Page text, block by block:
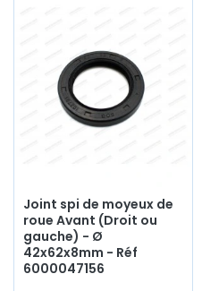
Joint spi de moyeux de
roue Avant (Droit ou
gauche) - Ø
42x62x8mm - Réf
6000047156